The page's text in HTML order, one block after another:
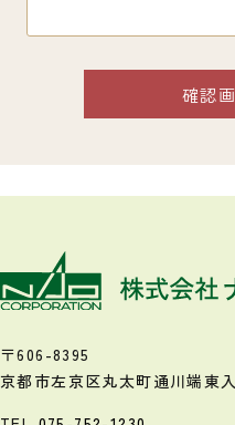
〒606-8395
京都市左京区丸太町通川端東入